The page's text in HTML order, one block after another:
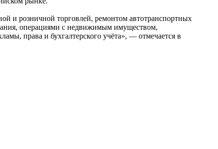
и розничной торговлей, ремонтом автотранспортных
операциями с недвижимым имуществом,
права и бухгалтерского учёта», — отмечается в